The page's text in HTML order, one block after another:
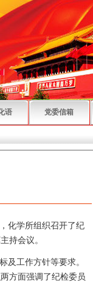
语 党委信箱
化学所组织召开了纪
持会议。
及工作方针等要求。
方面强调了纪检委员